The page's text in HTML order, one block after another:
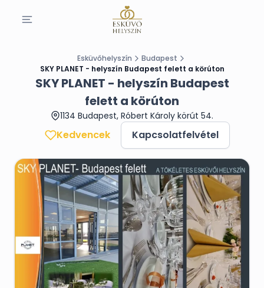
Esküvőhelyszín
Budapest
SKY PLANET - helyszín Budapest felett a körúton
SKY PLANET - helyszín Budapest
felett a körúton
1134 Budapest, Róbert Károly körút 54.
Kedvencek Kapcsolatfelvétel